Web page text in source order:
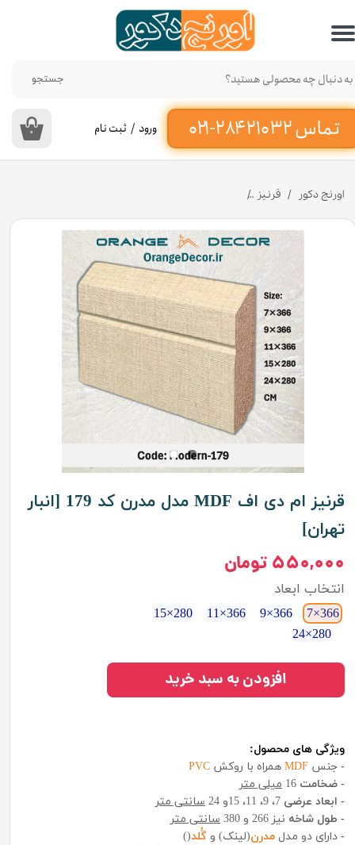
تماس ۳۲ ۲۱۰ ۲۸۴-۰۲۱‌
جستجو
۰ ورود / ثبت نام
حساب کاربری من
تغییر گذر واژه
سفارشات
خروج از حساب کاربری
اورنج دکور قرنیز
قرنیز ام دی اف MDF مدل مدرن کد 179 [انبار
تهران]
۵۵۰,۰۰۰ تومان
ویژگی های محصول:
- جنس MDF همراه با روکش PVC
- ضخامت 16 میلی متر
- ابعاد عرضی 7، 9، 11، 15و 24
سانتی متر
- طول شاخه نیز 266 و 380
سانتی متر
- دارای دو مدل مدرن(لینک) و گُلد()
انتخاب ابعاد
366×7
366×9
366×11
280×15
280×24
افزودن به سبد خرید